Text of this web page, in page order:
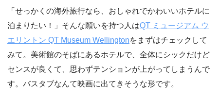
「せっかくの海外旅行なら、おしゃれでかわいいホテルに
泊まりたい！」そんな願いを持つ人はQT ミュージアム ウ
エリントン QT Museum Wellingtonをまずはチェックして
みて。美術館のそばにあるホテルで、全体にシックだけど
センスが良くて、思わずテンションが上がってしまうんで
す。バスタブなんて映画に出てきそうな形です。